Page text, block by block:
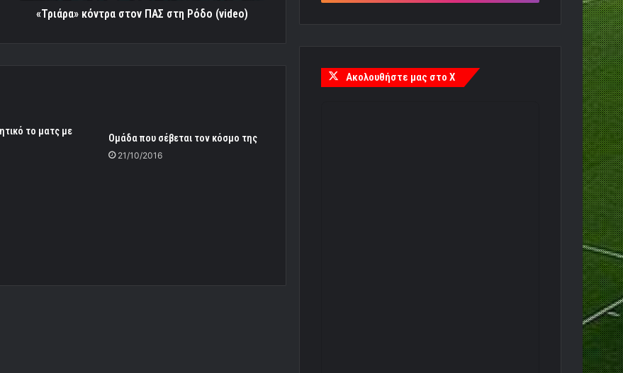
«Τριάρα» κόντρα στον ΠΑΣ στη Ρόδο (video)
το ματς με
Ομάδα που σέβεται τον κόσμο της
21/10/2016
Ακολουθήστε μας στο X